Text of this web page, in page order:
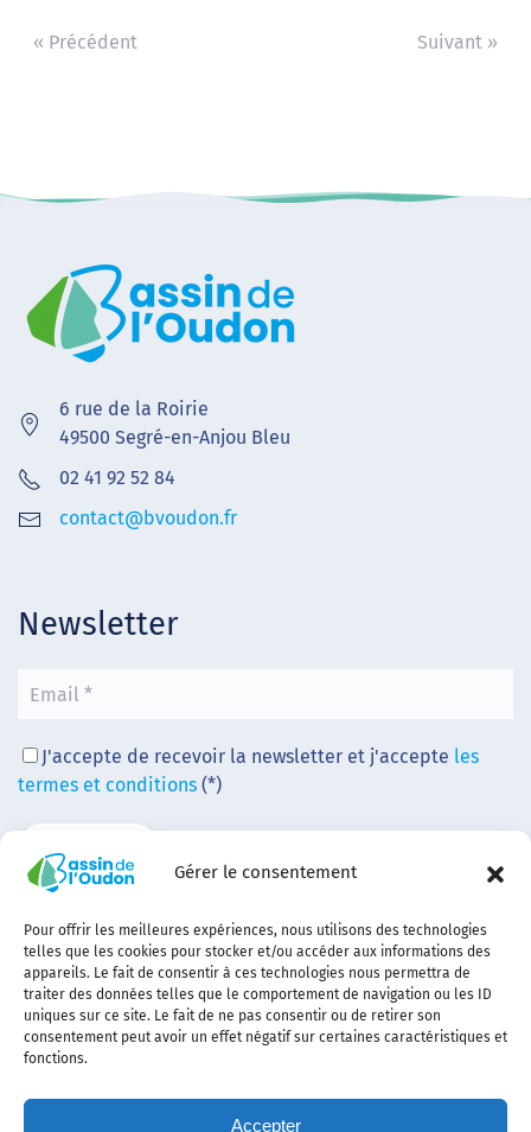
Gérer le consentement
Pour offrir les meilleures expériences, nous utilisons des technologies
telles que les cookies pour stocker et/ou accéder aux informations des
appareils. Le fait de consentir à ces technologies nous permettra de
traiter des données telles que le comportement de navigation ou les ID
uniques sur ce site. Le fait de ne pas consentir ou de retirer son
consentement peut avoir un effet négatif sur certaines caractéristiques et
fonctions.
Accepter
« Précédent Suivant »
6 rue de la Roirie
49500 Segré-en-Anjou Bleu
02 41 92 52 84
contact@bvoudon.fr
Newsletter
J'accepte de recevoir la newsletter et j'accepte les
termes et conditions (*)